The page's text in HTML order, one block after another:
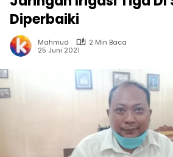
Diperbaiki
Mahmud
2 Min Baca
25 Juni 2021